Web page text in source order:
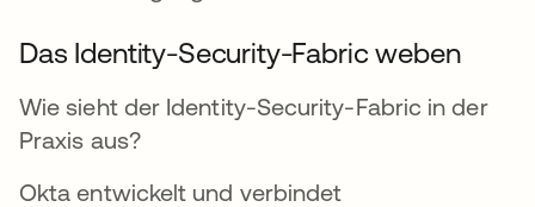
Das Identity-Security-Fabric weben
Wie sieht der Identity-Security-Fabric in der
Praxis aus?
Okta entwickelt und verbindet